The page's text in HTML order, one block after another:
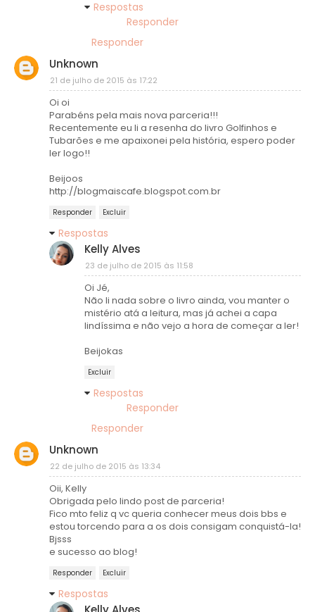
Respostas
Responder
Responder
Unknown
21 de julho de 2015 às 17:22
Oi oi
Parabéns pela mais nova parceria!!!
Recentemente eu li a resenha do livro Golfinhos e
Tubarões e me apaixonei pela história, espero poder
ler logo!!
Beijoos
http://blogmaiscafe.blogspot.com.br
Responder Excluir
Respostas
Kelly Alves
23 de julho de 2015 às 11:58
Oi Jé,
Não li nada sobre o livro ainda, vou manter o
mistério atá a leitura, mas já achei a capa
lindíssima e não vejo a hora de começar a ler!
Beijokas
Excluir
Respostas
Responder
Responder
Unknown
22 de julho de 2015 às 13:34
Oii, Kelly
Obrigada pelo lindo post de parceria!
Fico mto feliz q vc queria conhecer meus dois bbs e
estou torcendo para a os dois consigam conquistá-la!
Bjsss
e sucesso ao blog!
Responder Excluir
Respostas